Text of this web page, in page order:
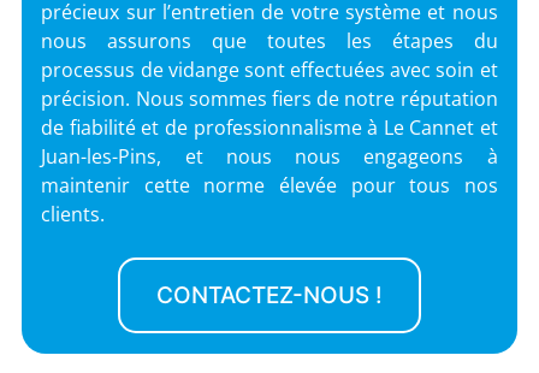
précieux sur l’entretien de votre système et nous
nous assurons que toutes les étapes du
processus de vidange sont effectuées avec soin et
précision. Nous sommes fiers de notre réputation
de fiabilité et de professionnalisme à Le Cannet et
Juan-les-Pins, et nous nous engageons à
maintenir cette norme élevée pour tous nos
clients.
CONTACTEZ-NOUS !